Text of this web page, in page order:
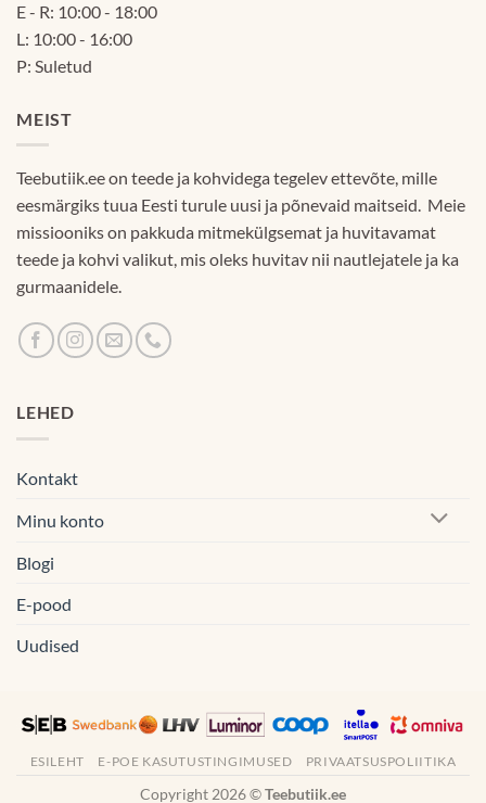
E - R: 10:00 - 18:00
L: 10:00 - 16:00
P: Suletud
MEIST
Teebutiik.ee on teede ja kohvidega tegelev ettevõte, mille
eesmärgiks tuua Eesti turule uusi ja põnevaid maitseid. Meie
missiooniks on pakkuda mitmekülgsemat ja huvitavamat
teede ja kohvi valikut, mis oleks huvitav nii nautlejatele ja ka
gurmaanidele.
LEHED
Kontakt
Minu konto
Blogi
E-pood
Uudised
ESILEHT E-POE KASUTUSTINGIMUSED PRIVAATSUSPOLIITIKA
Copyright 2026 ©Teebutiik.ee